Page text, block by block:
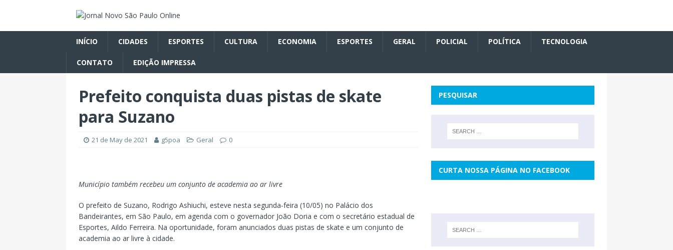
INÍCIO CIDADES ESPORTES CULTURA ECONOMIA ESPORTES GERAL POLICIAL POLÍTICA TECNOLOGIA
CONTATO EDIÇÃO IMPRESSA
Prefeito conquista duas pistas de skate
para Suzano
21 de May de 2021 g5poa Geral 0
Município também recebeu um conjunto de academia ao ar livre
O prefeito de Suzano, Rodrigo Ashiuchi, esteve nesta segunda-feira (10/05) no Palácio dos
Bandeirantes, em São Paulo, em agenda com o governador João Doria e com o secretário estadual de
Esportes, Aildo Ferreira. Na oportunidade, foram anunciados duas pistas de skate e um conjunto de
academia ao ar livre à cidade.
PESQUISAR
CURTA NOSSA PÁGINA NO FACEBOOK